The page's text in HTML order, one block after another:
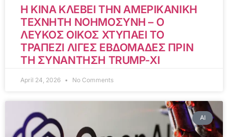
Η ΚΙΝΑ ΚΛΕΒΕΙ ΤΗΝ ΑΜΕΡΙΚΑΝΙΚΗ
ΤΕΧΝΗΤΗ ΝΟΗΜΟΣΥΝΗ – Ο
ΛΕΥΚΟΣ ΟΙΚΟΣ ΧΤΥΠΑΕΙ ΤΟ
ΤΡΑΠΕΖΙ ΛΙΓΕΣ ΕΒΔΟΜΑΔΕΣ ΠΡΙΝ
ΤΗ ΣΥΝΑΝΤΗΣΗ TRUMP-XI
April 24, 2026 No Comments
AI